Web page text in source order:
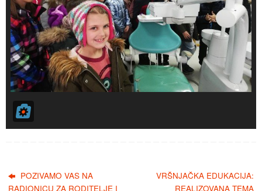
POZIVAMO VAS NA
RADIONICU ZA RODITELJE I
VRŠNJAČKA EDUKACIJA:
REALIZOVANA TEMA